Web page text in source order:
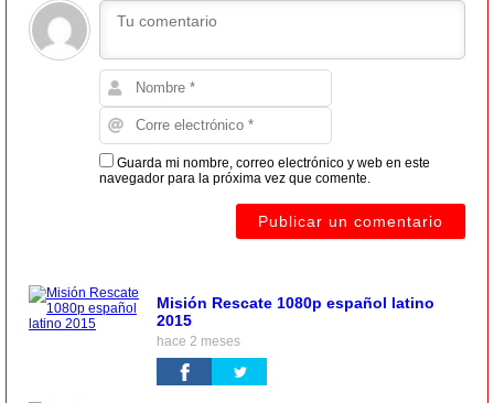
Guarda mi nombre, correo electrónico y web en este
navegador para la próxima vez que comente.
Misión Rescate 1080p español latino
2015
hace 2 meses